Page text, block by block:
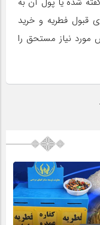
قبول فطریه و خرید
مورد نیاز مستحق را